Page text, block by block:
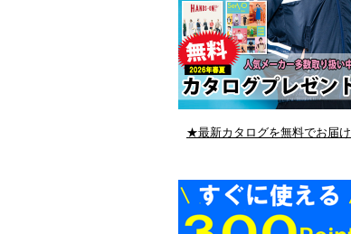
★最新カタログを無料でお届け